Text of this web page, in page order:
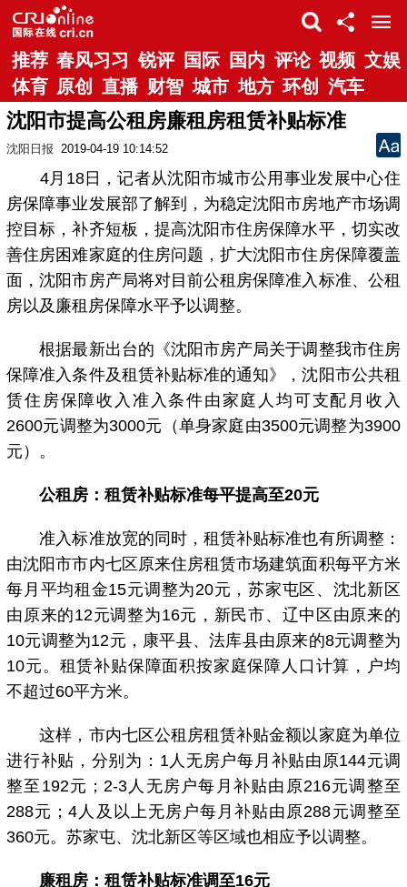
推荐 春风习习 锐评 国际 国内 评论 视频 文娱
体育 原创 直播 财智 城市 地方 环创 汽车
沈阳市提高公租房廉租房租赁补贴标准
沈阳日报 2019-04-19 10:14:52
4月18日，记者从沈阳市城市公用事业发展中心住
房保障事业发展部了解到，为稳定沈阳市房地产市场调
控目标，补齐短板，提高沈阳市住房保障水平，切实改
善住房困难家庭的住房问题，扩大沈阳市住房保障覆盖
面，沈阳市房产局将对目前公租房保障准入标准、公租
房以及廉租房保障水平予以调整。
根据最新出台的《沈阳市房产局关于调整我市住房
保障准入条件及租赁补贴标准的通知》，沈阳市公共租
赁住房保障收入准入条件由家庭人均可支配月收入
2600元调整为3000元（单身家庭由3500元调整为3900
元）。
公租房：租赁补贴标准每平提高至20元
准入标准放宽的同时，租赁补贴标准也有所调整：
由沈阳市市内七区原来住房租赁市场建筑面积每平方米
每月平均租金15元调整为20元，苏家屯区、沈北新区
由原来的12元调整为16元，新民市、辽中区由原来的
10元调整为12元，康平县、法库县由原来的8元调整为
10元。租赁补贴保障面积按家庭保障人口计算，户均
不超过60平方米。
这样，市内七区公租房租赁补贴金额以家庭为单位
进行补贴，分别为：1人无房户每月补贴由原144元调
整至192元；2-3人无房户每月补贴由原216元调整至
288元；4人及以上无房户每月补贴由原288元调整至
360元。苏家屯、沈北新区等区域也相应予以调整。
廉租房：租赁补贴标准调至16元